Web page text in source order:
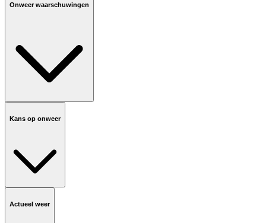
Onweer waarschuwingen
Kans op onweer
Actueel weer